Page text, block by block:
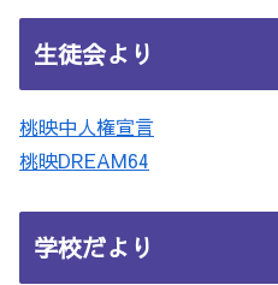
生徒会より
桃映中人権宣言
桃映DREAM64
学校だより